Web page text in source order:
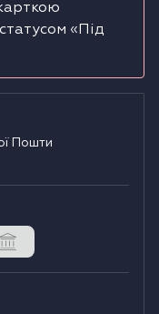
«Під
Пошти